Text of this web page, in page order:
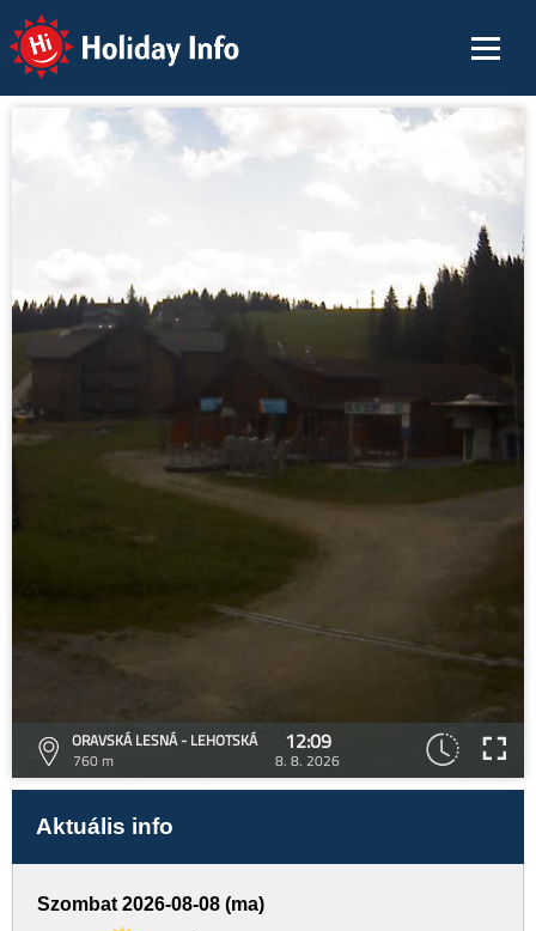
Holiday Info
ORAVSKÁ LESNÁ - LEHOTSKÁ
760 m
12:09
8. 8. 2026
Aktuális info
Szombat 2026-08-08 (ma)